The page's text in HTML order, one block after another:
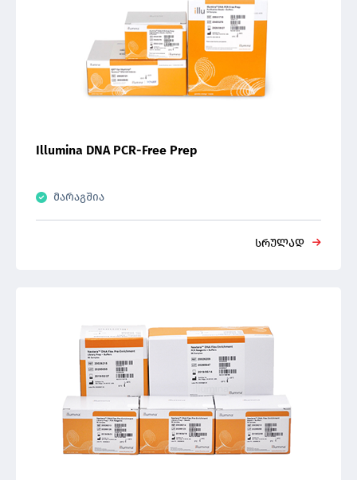
Illumina DNA PCR-Free Prep
მარაგშია
სრულად